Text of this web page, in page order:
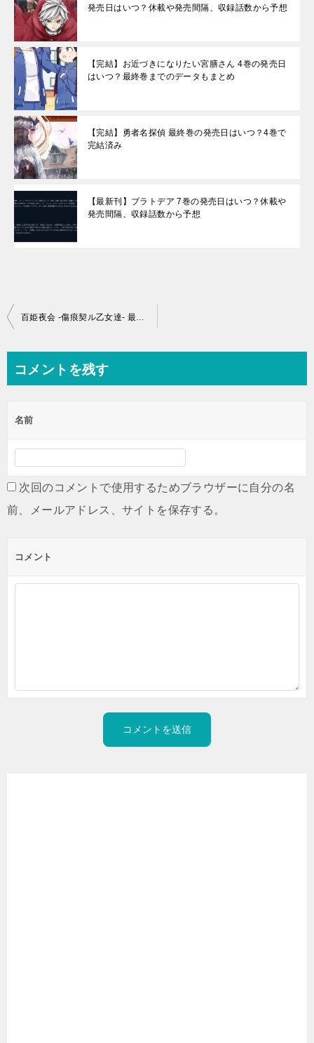
発売日はいつ？休載や発売間隔、収録話数から予想
【完結】お近づきになりたい宮膳さん 4巻の発売日
はいつ？最終巻までのデータもまとめ
【完結】勇者名探偵 最終巻の発売日はいつ？4巻で
完結済み
【最新刊】ブラトデア 7巻の発売日はいつ？休載や
発売間隔、収録話数から予想
投
ビ
ー
シ
ン
百姫夜会 -傷痕契ル乙女達- 最終巻の発売日はいつ？休載や連載状況、収録話数から予想
コメントを残す
名前
次回のコメントで使用するためブラウザーに自分の名
前、メールアドレス、サイトを保存する。
コメント